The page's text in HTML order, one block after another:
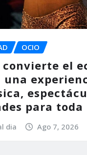
OCIO
convierte el
una
para
dia Ago 7, 2026